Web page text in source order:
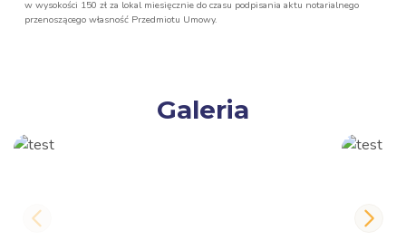
w wysokości 150 zł za lokal miesięcznie do czasu podpisania aktu notarialnego
przenoszącego własność Przedmiotu Umowy.
Galeria